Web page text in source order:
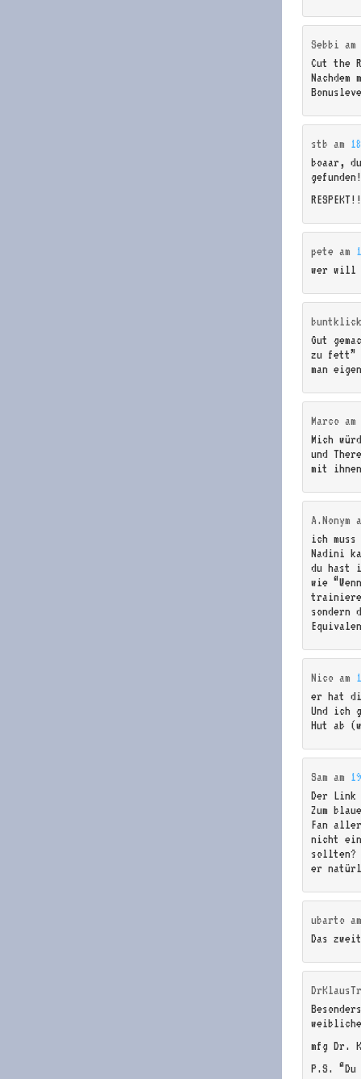
Sebbi am
Cut the
stb am
boaar,
pete am
wer will
Gut
zu fett”
man
Marco am
Mich
und
mit
A.Nonym
ich
Nadini
du hast
wie
sondern
Nico am
er hat
Und ich
Hut ab
Sam am
Der Link
Zum
Fan
nicht
sollten?
er
ubarto
Das
mfg Dr.
P.S.